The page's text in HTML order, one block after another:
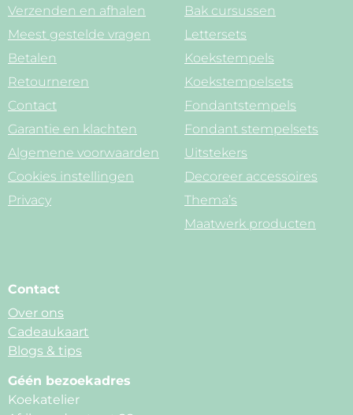
Verzenden en afhalen
Meest gestelde vragen
Betalen
Retourneren
Contact
Garantie en klachten
Algemene voorwaarden
Cookies instellingen
Privacy
Bak cursussen
Lettersets
Koekstempels
Koekstempelsets
Fondantstempels
Fondant stempelsets
Uitstekers
Decoreer accessoires
Thema’s
Maatwerk producten
Contact
Over ons
Cadeaukaart
Blogs & tips
Géén bezoekadres
Koekatelier